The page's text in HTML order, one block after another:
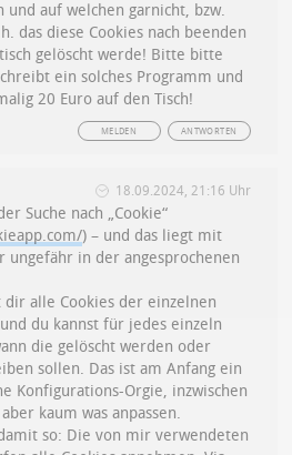
und auf welchen garnicht, bzw.
das diese Cookies nach beenden
gelöscht werde! Bitte bitte
ein solches Programm und
20 Euro auf den Tisch!
ANTWORTEN
MELDEN
18.09.2024, 21:16 Uhr
Suche nach „Cookie“
) – und das liegt mit
ungefähr in der angesprochenen
dir alle Cookies der einzelnen
du kannst für jedes einzeln
die gelöscht werden oder
sollen. Das ist am Anfang ein
Konfigurations-Orgie, inzwischen
kaum was anpassen.
so: Die von mir verwendeten